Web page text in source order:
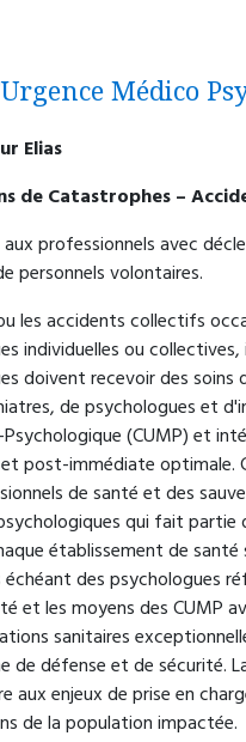
Médico
Elias
de Catastrophes –
professionnels avec
personnels volontaires.
les accidents collectifs
individuelles ou
doivent recevoir des
de psychologues et
(CUMP) et
post-immédiate optimale.
de santé et des
qui fait partie
établissement de santé
des psychologues
et les moyens des CUMP
sanitaires
de défense et de sécurité.
aux enjeux de prise en
de la population impactée.